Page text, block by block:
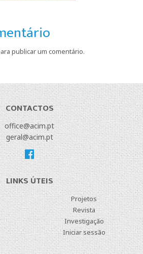
publicar um comentário.
CONTACTOS
office@acim.pt
geral@acim.pt
LINKS ÚTEIS
Projetos
Revista
Investigação
Iniciar sessão